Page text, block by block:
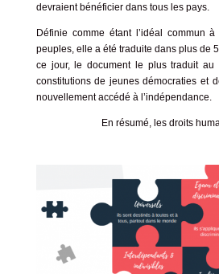
devraient bénéficier dans tous les pays.
Définie comme étant l’idéal commun
peuples, elle a été traduite dans plus de
ce jour, le document le plus traduit
constitutions de jeunes démocraties et
nouvellement accédé à l’indépendance.
En résumé, les droits